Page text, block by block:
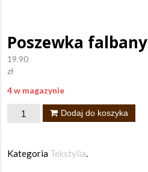
Poszewka falbany
19.90
zł
4 w magazynie
ilość
Dodaj do koszyka
Kategoria Tekstylia.